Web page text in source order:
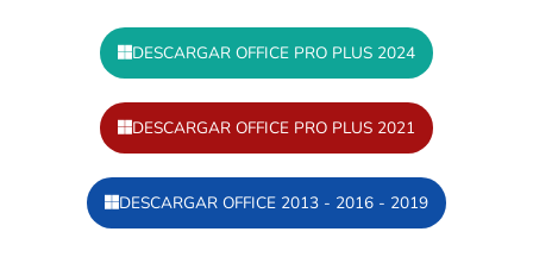
DESCARGAR OFFICE PRO PLUS 2024
DESCARGAR OFFICE PRO PLUS 2021
DESCARGAR OFFICE 2013 - 2016 - 2019